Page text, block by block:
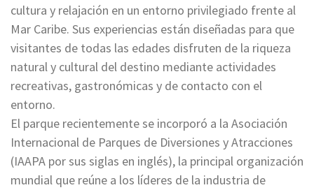
cultura y relajación en un entorno privilegiado frente al
Mar Caribe. Sus experiencias están diseñadas para que
visitantes de todas las edades disfruten de la riqueza
natural y cultural del destino mediante actividades
recreativas, gastronómicas y de contacto con el
entorno.
El parque recientemente se incorporó a la Asociación
Internacional de Parques de Diversiones y Atracciones
(IAAPA por sus siglas en inglés), la principal organización
mundial que reúne a los líderes de la industria de